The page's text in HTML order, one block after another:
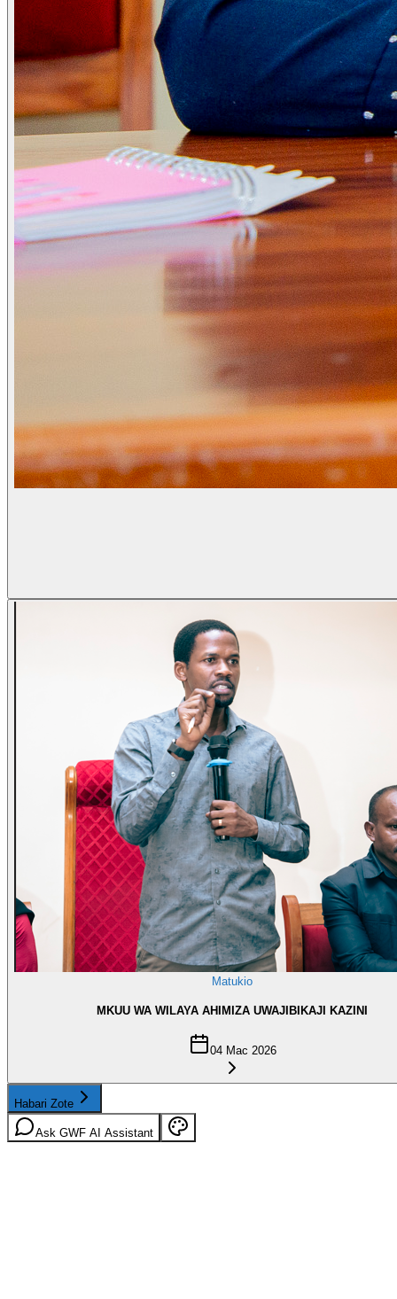
Matukio
MKUU WA WILAYA AHIMIZA UWAJIBIKAJI KAZINI
04 Mac 2026
Habari Zote
Ask GWF AI Assistant